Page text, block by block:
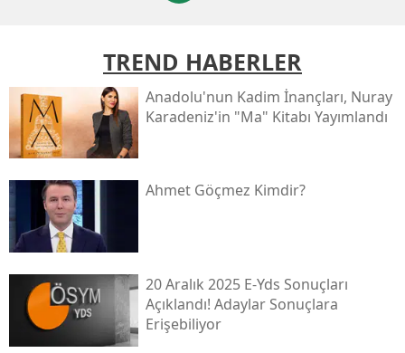
TREND HABERLER
Anadolu'nun Kadim İnançları, Nuray
Karadeniz'in "ma" Kitabı Yayımlandı
Ahmet Göçmez Kimdir?
20 Aralık 2025 E-Yds Sonuçları
Açıklandı! Adaylar Sonuçlara
Erişebiliyor